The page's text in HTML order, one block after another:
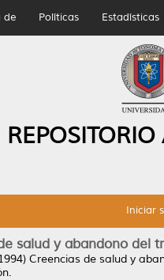
de Políticas Estadísticas
Iniciar
salud y abandono del
Creencias de salud y